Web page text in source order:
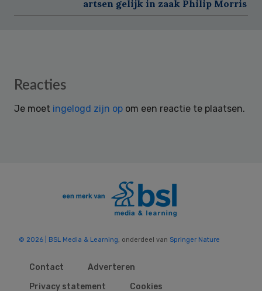
artsen gelijk in zaak Philip Morris
Reader
Reacties
Je moet ingelogd zijn op om een reactie te plaatsen.
© 2026 | BSL Media & Learning , onderdeel van Springer Nature
Contact
Adverteren
Privacy statement
Cookies